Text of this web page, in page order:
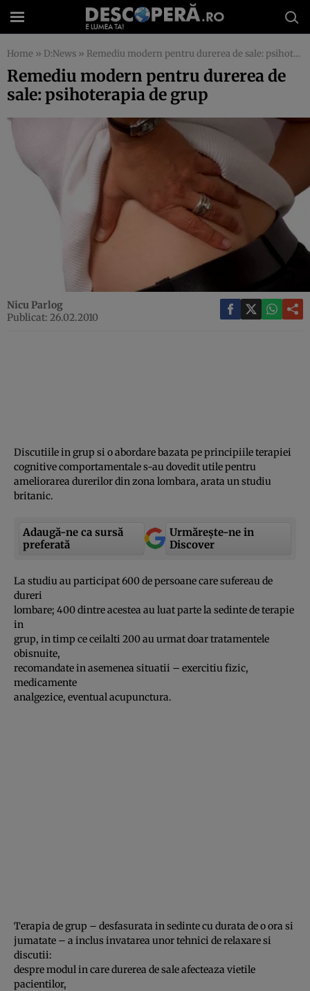
Home » D:News » Remediu modern pentru durerea de sale: psihoterapia de grup
Remediu modern pentru durerea de
sale: psihoterapia de grup
Nicu Parlog
Publicat: 26.02.2010
Discutiile in grup si o abordare bazata pe principiile terapiei
cognitive comportamentale s-au dovedit utile pentru
ameliorarea durerilor din zona lombara, arata un studiu
britanic.
Adaugă-ne ca sursă
preferată
Urmărește-ne in
Discover
La studiu au participat 600 de persoane care sufereau de
dureri
lombare; 400 dintre acestea au luat parte la sedinte de terapie
in
grup, in timp ce ceilalti 200 au urmat doar tratamentele
obisnuite,
recomandate in asemenea situatii – exercitiu fizic,
medicamente
analgezice, eventual acupunctura.
Terapia de grup – desfasurata in sedinte cu durata de o ora si
jumatate – a inclus invatarea unor tehnici de relaxare si
discutii:
despre modul in care durerea de sale afecteaza vietile
pacientilor,